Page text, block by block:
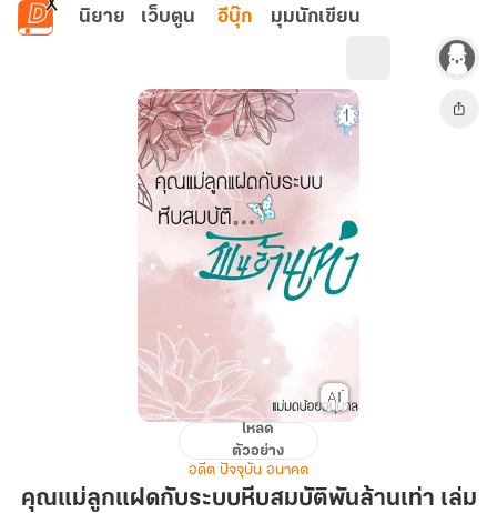
ข้ามไปยังเนื้อหาหลัก
นิยาย เว็บตูน อีบุ๊ก มุมนักเขียน
ลูก
โหลด
ตัวอย่าง
อดีต ปัจจุบัน อนาคต
คุณแม่ลูกแฝดกับระบบหีบสมบัติพันล้านเท่า เล่ม